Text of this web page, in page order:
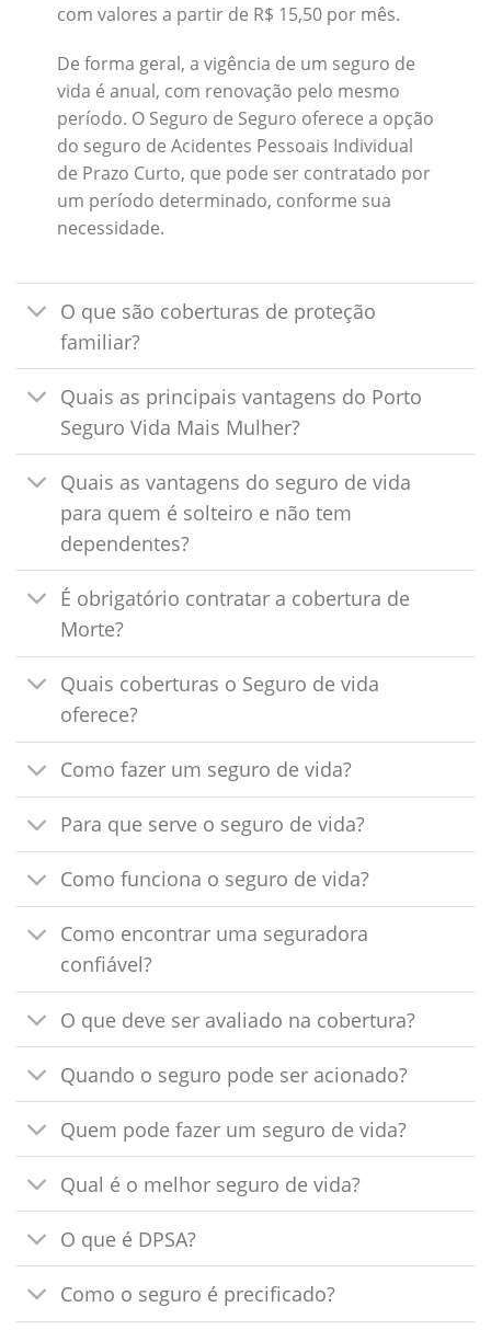
com valores a partir de R$ 15,50 por mês.
De forma geral, a vigência de um seguro de
vida é anual, com renovação pelo mesmo
período. O Seguro de Seguro oferece a opção
do seguro de Acidentes Pessoais Individual
de Prazo Curto, que pode ser contratado por
um período determinado, conforme sua
necessidade.
O que são coberturas de proteção
familiar?
Quais as principais vantagens do Porto
Seguro Vida Mais Mulher?
Quais as vantagens do seguro de vida
para quem é solteiro e não tem
dependentes?
É obrigatório contratar a cobertura de
Morte?
Quais coberturas o Seguro de vida
oferece?
Como fazer um seguro de vida?
Para que serve o seguro de vida?
Como funciona o seguro de vida?
Como encontrar uma seguradora
confiável?
O que deve ser avaliado na cobertura?
Quando o seguro pode ser acionado?
Quem pode fazer um seguro de vida?
Qual é o melhor seguro de vida?
O que é DPSA?
Como o seguro é precificado?